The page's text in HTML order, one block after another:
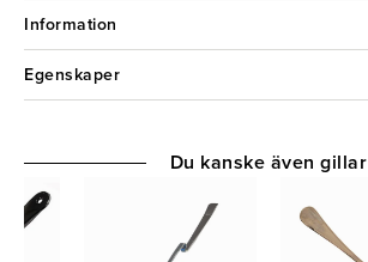
Information
Egenskaper
Du kanske även gillar